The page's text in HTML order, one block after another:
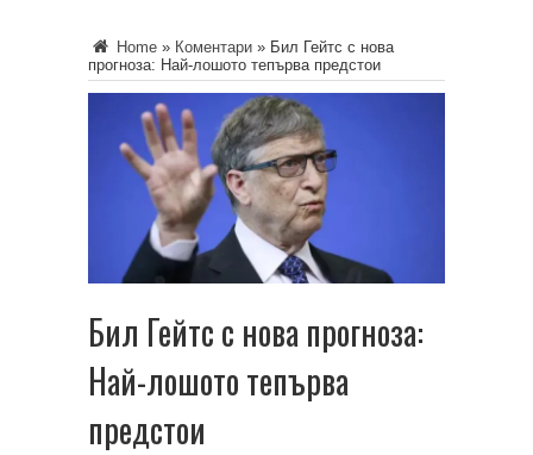
Home » Коментари » Бил Гейтс с нова
прогноза: Най-лошото тепърва предстои
Бил Гейтс с нова прогноза:
Най-лошото тепърва
предстои